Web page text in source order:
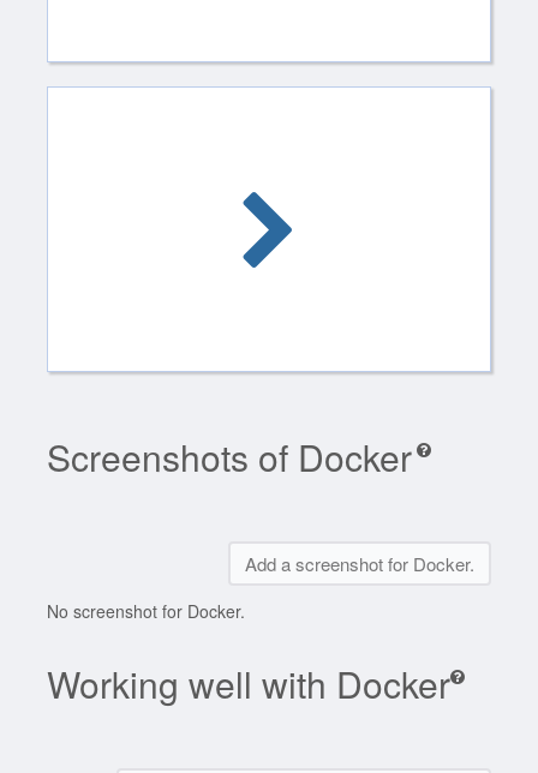
Screenshots of Docker
Add a screenshot for Docker.
No screenshot for Docker.
Working well with Docker